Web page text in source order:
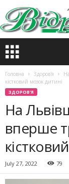
Головна Здоров'я
кістковий мозок дитині
ЗДОРОВ'Я
На
вперше
July 27, 2022 79